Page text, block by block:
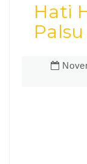
Hati
Palsu